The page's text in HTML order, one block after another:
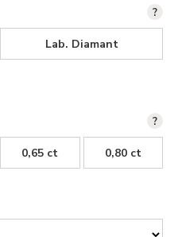
Lab. Diamant
?
0,65 ct 0,80 ct
?